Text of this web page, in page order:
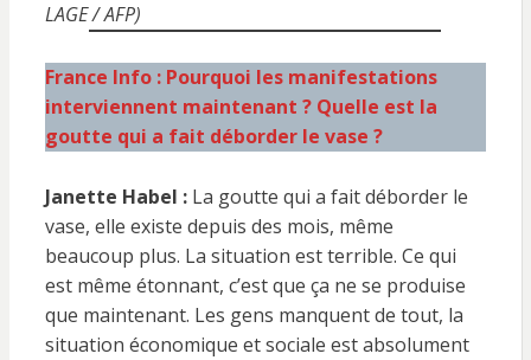
LAGE / AFP)
France Info : Pourquoi les manifestations
interviennent maintenant ? Quelle est la
goutte qui a fait déborder le vase ?
Janette Habel :La goutte qui a fait déborder le
vase, elle existe depuis des mois, même
beaucoup plus. La situation est terrible. Ce qui
est même étonnant, c’est que ça ne se produise
que maintenant. Les gens manquent de tout, la
situation économique et sociale est absolument